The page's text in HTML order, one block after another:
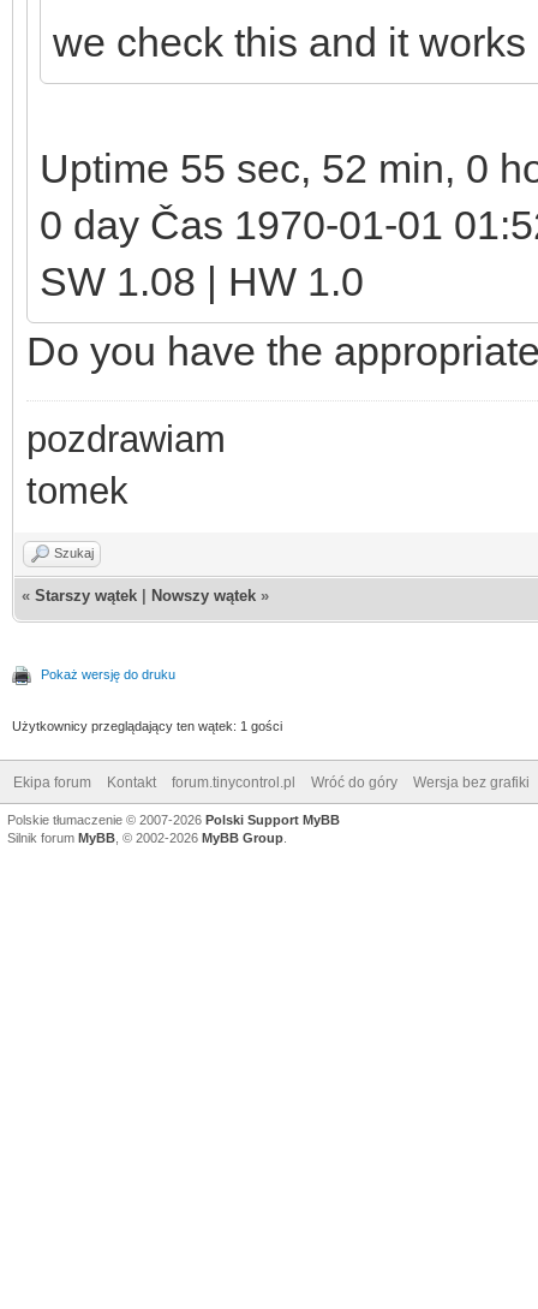
we check this and it
Uptime 55 sec, 52 min, 0
0 day Čas 1970-01-01
SW 1.08 | HW 1.0
Do you have the
pozdrawiam
tomek
Szukaj
« Starszy wątek Nowszy wątek »
Pokaż wersję do druku
Użytkownicy przeglądający ten wątek: 1 gości
Ekipa forum Kontakt forum.tinycontrol.pl Wróć do góry Wersja bez grafiki
Polskie tłumaczenie © 2007-2026 Polski Support MyBB
Silnik forum MyBB , © 2002-2026 MyBB Group